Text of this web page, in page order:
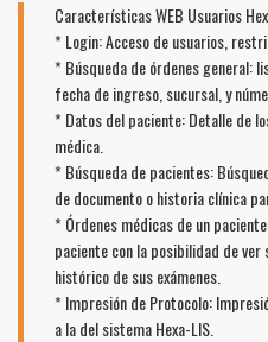
Características WEB Usuarios
* Login: Acceso de usuarios,
* Búsqueda de órdenes general:
fecha de ingreso, sucursal, y
* Datos del paciente: Detalle de
médica.
* Búsqueda de pacientes:
de documento o historia clínica
* Órdenes médicas de un
paciente con la posibilidad de
histórico de sus exámenes.
* Impresión de Protocolo:
a la del sistema Hexa-LIS.